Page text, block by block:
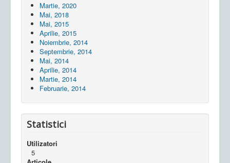
Martie, 2020
Mai, 2018
Mai, 2015
Aprilie, 2015
Noiembrie, 2014
Septembrie, 2014
Mai, 2014
Aprilie, 2014
Martie, 2014
Februarie, 2014
Statistici
Utilizatori
5